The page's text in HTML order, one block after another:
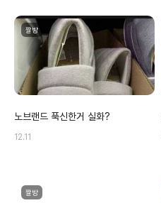
짤방
노브랜드 푹신한거 실화?
12.11
짤방